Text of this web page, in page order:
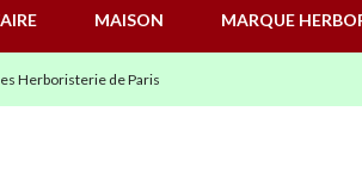
MAISON MARQUE
Herboristerie de Paris